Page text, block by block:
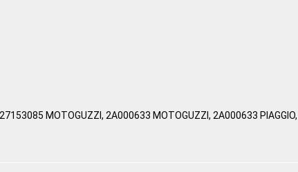
MOTOGUZZI, 2A000633 MOTOGUZZI, 2A000633